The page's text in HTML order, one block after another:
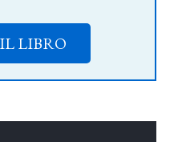
LIBRO